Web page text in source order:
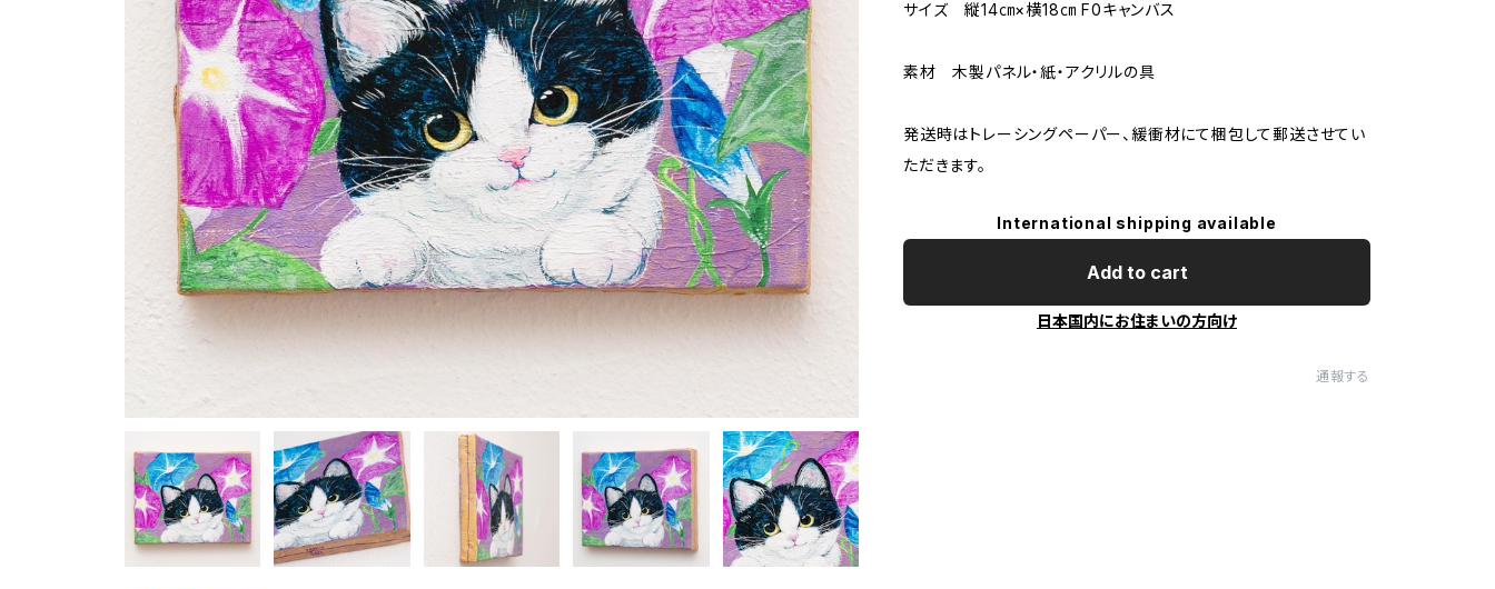
サイズ 縦14㎝×横18㎝ F0キャンバス
素材 木製パネル・紙・アクリルの具
発送時はトレーシングペーパー、緩衝材にて梱包して郵送させてい
ただきます。
International shipping available
Add to cart
日本国内にお住まいの方向け
通報する